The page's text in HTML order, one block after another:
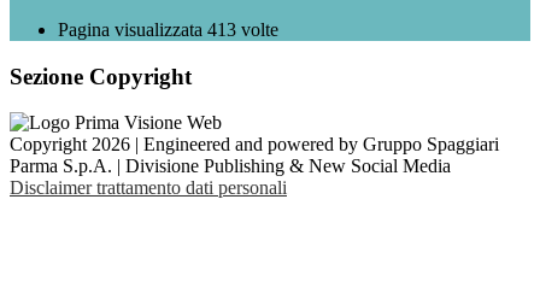
Pagina visualizzata 413 volte
Sezione Copyright
Copyright 2026 | Engineered and powered by Gruppo Spaggiari
Parma S.p.A. | Divisione Publishing & New Social Media
Disclaimer trattamento dati personali